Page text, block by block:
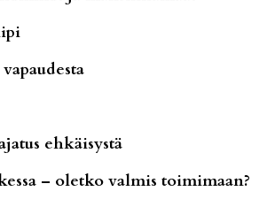
ehkäisystä
– oletko valmis toimimaan?